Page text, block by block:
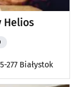
Helios
277 Białystok